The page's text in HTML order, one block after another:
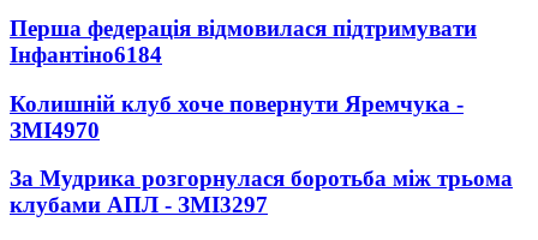
Перша федерація відмовилася підтримувати
Інфантіно6184
Колишній клуб хоче повернути Яремчука -
ЗМІ4970
За Мудрика розгорнулася боротьба між трьома
клубами АПЛ - ЗМІ3297